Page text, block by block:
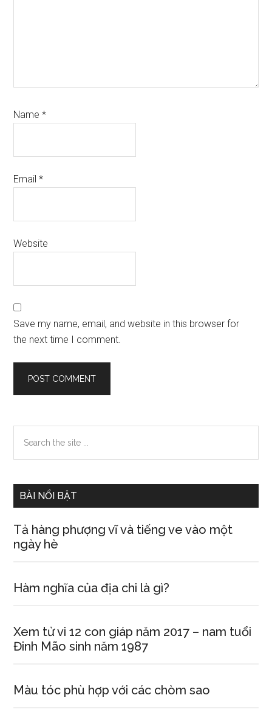
Name*
Email*
Website
Save my name, email, and website in this browser for
the next time I comment.
Primary
Sidebar
the
BÀI NỔI BẬT
Tả hàng phượng vĩ và tiếng ve vào một
ngày hè
Hàm nghĩa của địa chi là gì?
Xem tử vi 12 con giáp năm 2017 – nam tuổi
Đinh Mão sinh năm 1987
Màu tóc phù hợp với các chòm sao